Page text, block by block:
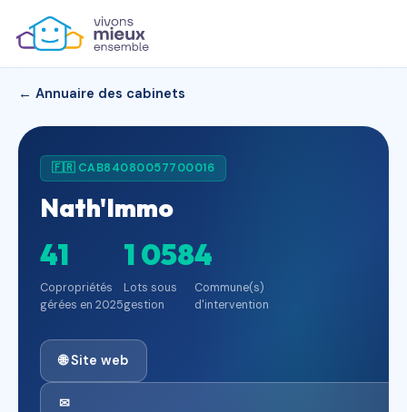
← Annuaire des cabinets
🇫🇷 CAB84080057700016
Nath'Immo
41
Copropriétés
gérées en 2025
1 058
Lots sous
gestion
4
Commune(s)
d'intervention
🌐 Site web
✉